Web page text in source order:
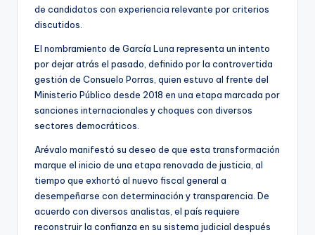
de candidatos con experiencia relevante por criterios
discutidos.
El nombramiento de García Luna representa un intento
por dejar atrás el pasado, definido por la controvertida
gestión de Consuelo Porras, quien estuvo al frente del
Ministerio Público desde 2018 en una etapa marcada por
sanciones internacionales y choques con diversos
sectores democráticos.
Arévalo manifestó su deseo de que esta transformación
marque el inicio de una etapa renovada de justicia, al
tiempo que exhortó al nuevo fiscal general a
desempeñarse con determinación y transparencia. De
acuerdo con diversos analistas, el país requiere
reconstruir la confianza en su sistema judicial después